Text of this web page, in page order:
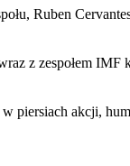
Ruben
z zespołem IMF
piersiach akcji,